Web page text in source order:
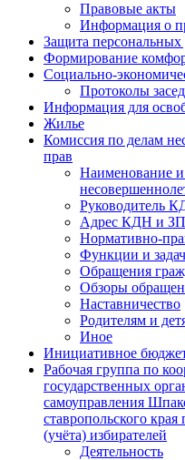
Правовые акты
Информация о
Защита
Формирование
Социально-
Протоколы
Информация для
Жилье
Комиссия по делам
прав
Наименование и
Руководитель
Адрес КДН и ЗП
Нормативно-
Функции и
Обращения
Обзоры
Наставничество
Родителям и
Иное
Инициативное
Рабочая группа по
государственных
самоуправления
ставропольского
(учёта) избирателей
Деятельность